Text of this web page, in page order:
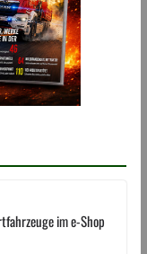
im e-Shop